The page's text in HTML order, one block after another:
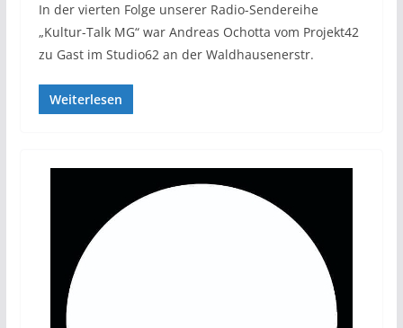
In der vierten Folge unserer Radio-Sendereihe
„Kultur-Talk MG“ war Andreas Ochotta vom Projekt42
zu Gast im Studio62 an der Waldhausenerstr.
Weiterlesen